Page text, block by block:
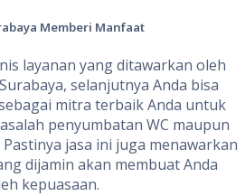
Memberi Manfaat
layanan yang ditawarkan oleh
selanjutnya Anda bisa
mitra terbaik Anda untuk
penyumbatan WC maupun
jasa ini juga menawarkan
dijamin akan membuat Anda
kepuasaan.